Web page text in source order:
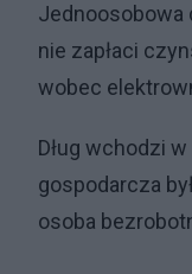
Jednoosobowa
nie zapłaci
wobec
Dług wchodzi
gospodarcza
osoba